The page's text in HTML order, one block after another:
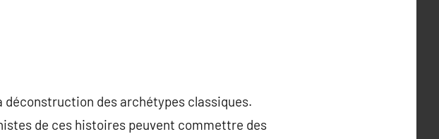
déconstruction des archétypes classiques.
de ces histoires peuvent commettre des